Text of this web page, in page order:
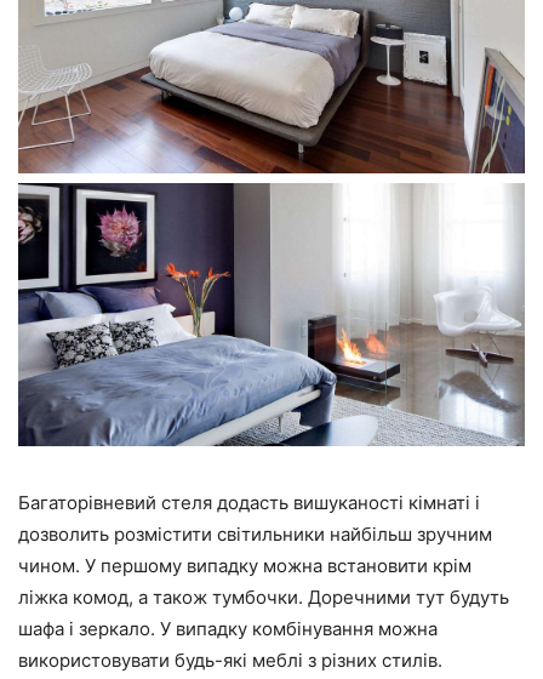
Багаторівневий стеля додасть вишуканості кімнаті і
дозволить розмістити світильники найбільш зручним
чином. У першому випадку можна встановити крім
ліжка комод, а також тумбочки. Доречними тут будуть
шафа і зеркало. У випадку комбінування можна
використовувати будь-які меблі з різних стилів.